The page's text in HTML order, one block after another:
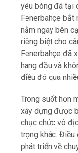
yêu bóng đá tại
Fenerbahçe
nằm ngay bên
riêng biệt cho
Fenerbahçe đã
hàng đầu và
điều đó qua
Trong suốt hơn
xây dựng được
chục chức vô
trọng khác. Điều
phát triển về